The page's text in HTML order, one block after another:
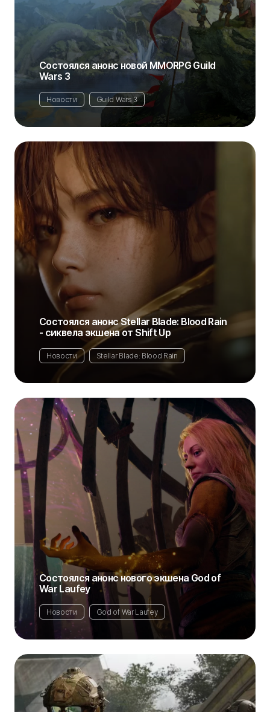
Состоялся анонс новой MMORPG Guild
Wars 3
Новости Guild Wars 3
Состоялся анонс Stellar Blade: Blood Rain
- сиквела экшена от Shift Up
Новости Stellar Blade: Blood Rain
Состоялся анонс нового экшена God of
War Laufey
Новости God of War Laufey